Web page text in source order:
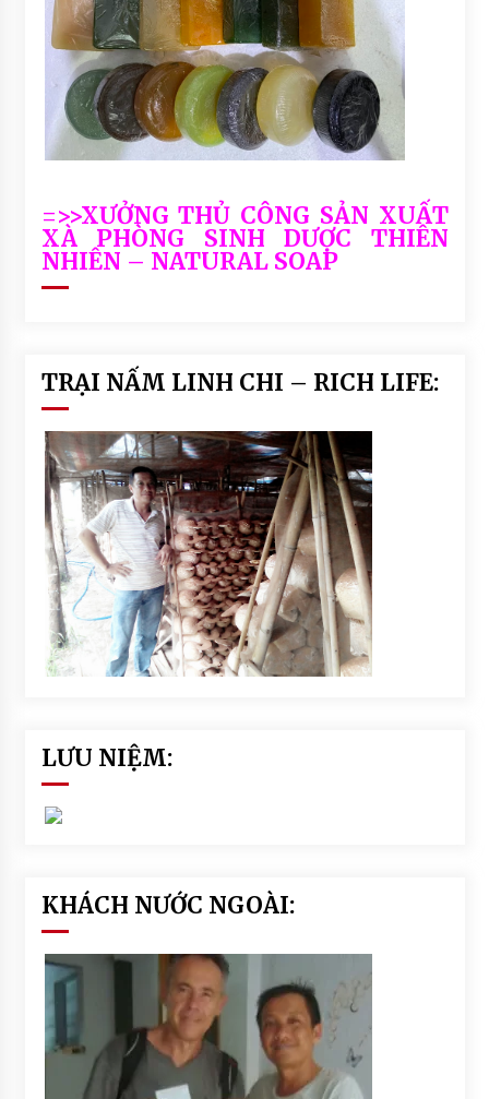
=>>XƯỞNG THỦ CÔNG SẢN XUẤT
XÀ PHÒNG SINH DƯỢC THIÊN
NHIÊN – NATURAL SOAP
TRẠI NẤM LINH CHI – RICH LIFE:
LƯU NIỆM:
KHÁCH NƯỚC NGOÀI: